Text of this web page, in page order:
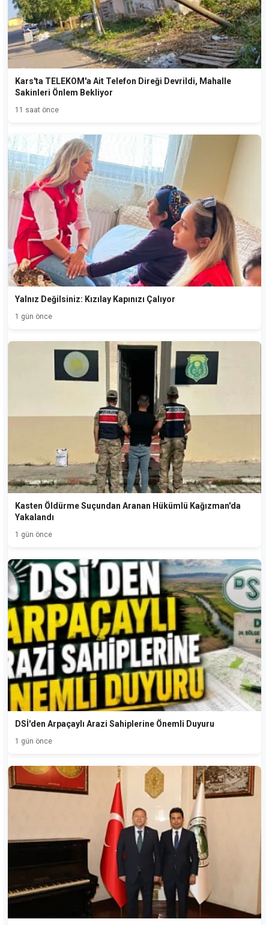
Kars'ta TELEKOM'a Ait Telefon Direği Devrildi, Mahalle
Sakinleri Önlem Bekliyor
11 saat önce
Yalnız Değilsiniz: Kızılay Kapınızı Çalıyor
1 gün önce
Kasten Öldürme Suçundan Aranan Hükümlü Kağızman'da
Yakalandı
1 gün önce
DSİ'den Arpaçaylı Arazi Sahiplerine Önemli Duyuru
1 gün önce